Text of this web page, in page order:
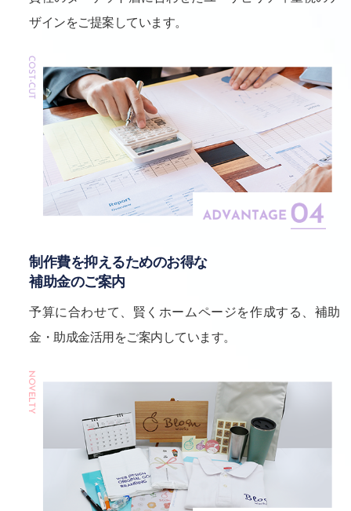
ザインをご提案しています。
制作費を抑えるためのお得な
補助金のご案内
予算に合わせて、賢くホームページを作成する、補助
金・助成金活用をご案内しています。